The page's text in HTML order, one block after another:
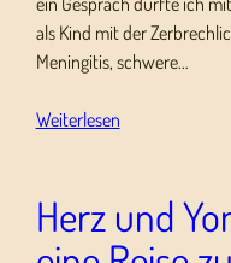
als Kind mit der
Meningitis, schwere…
Weiterlesen
Herz und